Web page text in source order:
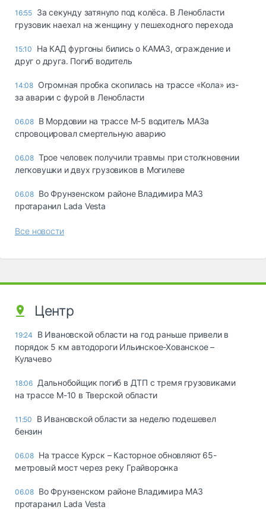
16:55 За секунду затянуло под колёса. В Ленобласти
грузовик наехал на женщину у пешеходного перехода
15:10
На КАД фургоны бились о КАМАЗ, ограждение и
друг о друга. Погиб водитель
14:08 Огромная пробка скопилась на трассе «Кола» из-
за аварии с фурой в Ленобласти
06.08 В Мордовии на трассе М-5 водитель МАЗа
спровоцировал смертельную аварию
06.08 Трое человек получили травмы при столкновении
легковушки и двух грузовиков в Могилеве
06.08 Во Фрунзенском районе Владимира МАЗ
протаранил Lada Vesta
Все новости
Центр
19:24
В Ивановской области на год раньше привели в
порядок 5 км автодороги Ильинское-Хованское –
Кулачево
18:06 Дальнобойщик погиб в ДТП с тремя грузовиками
на трассе М-10 в Тверской области
11:50
В Ивановской области за неделю подешевел
бензин
06.08 На трассе Курск – Касторное обновляют 65-
метровый мост через реку Грайворонка
06.08 Во Фрунзенском районе Владимира МАЗ
протаранил Lada Vesta